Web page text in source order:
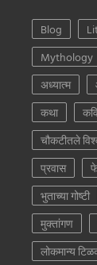
Blog
Mythology
अध्यात्म
कथा
चौकटीतले
प्रवास
भुताच्या गोष्टी
मुक्तांगण
लोकमान्य